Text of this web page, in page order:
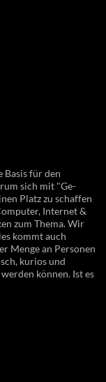
Basis für den
sich mit "Ge-
Platz zu schaffen
Internet &
zum Thema. Wir
kommt auch
Menge an Personen
kurios und
können. Ist es